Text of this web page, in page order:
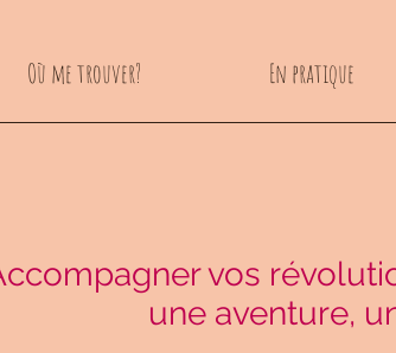
Où me trouver? En pratique
vos
une aventure,